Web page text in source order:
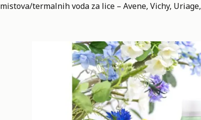
mistova/termalnih voda za lice – Avene, Vichy, Uriage,